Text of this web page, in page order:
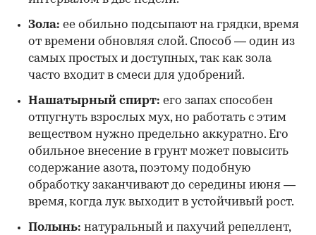
Зола: ее обильно подсыпают на грядки, время
от времени обновляя слой. Способ — один из
самых простых и доступных, так как зола
часто входит в смеси для удобрений.
Нашатырный спирт: его запах способен
отпугнуть взрослых мух, но работать с этим
веществом нужно предельно аккуратно. Его
обильное внесение в грунт может повысить
содержание азота, поэтому подобную
обработку заканчивают до середины июня —
время, когда лук выходит в устойчивый рост.
Полынь: натуральный и пахучий репеллент,